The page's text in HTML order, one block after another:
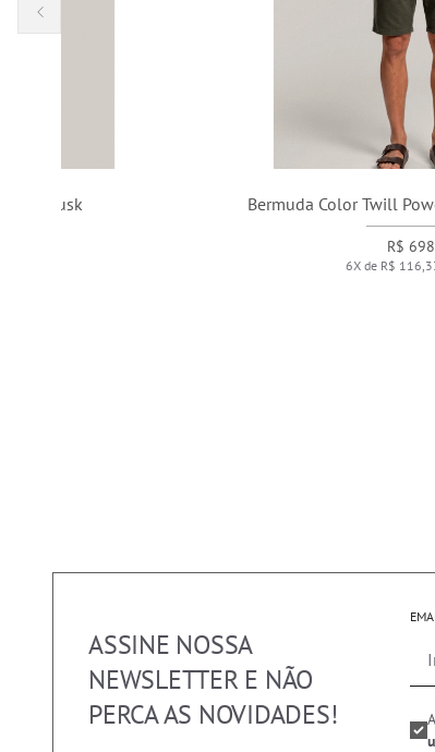
Bermuda Color Twill Power Relax Com Floresta
ASSINE NOSSA
NEWSLETTER E NÃO
PERCA AS NOVIDADES!